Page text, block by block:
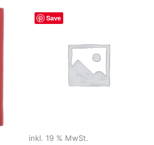
Save
inkl. 19 % MwSt.